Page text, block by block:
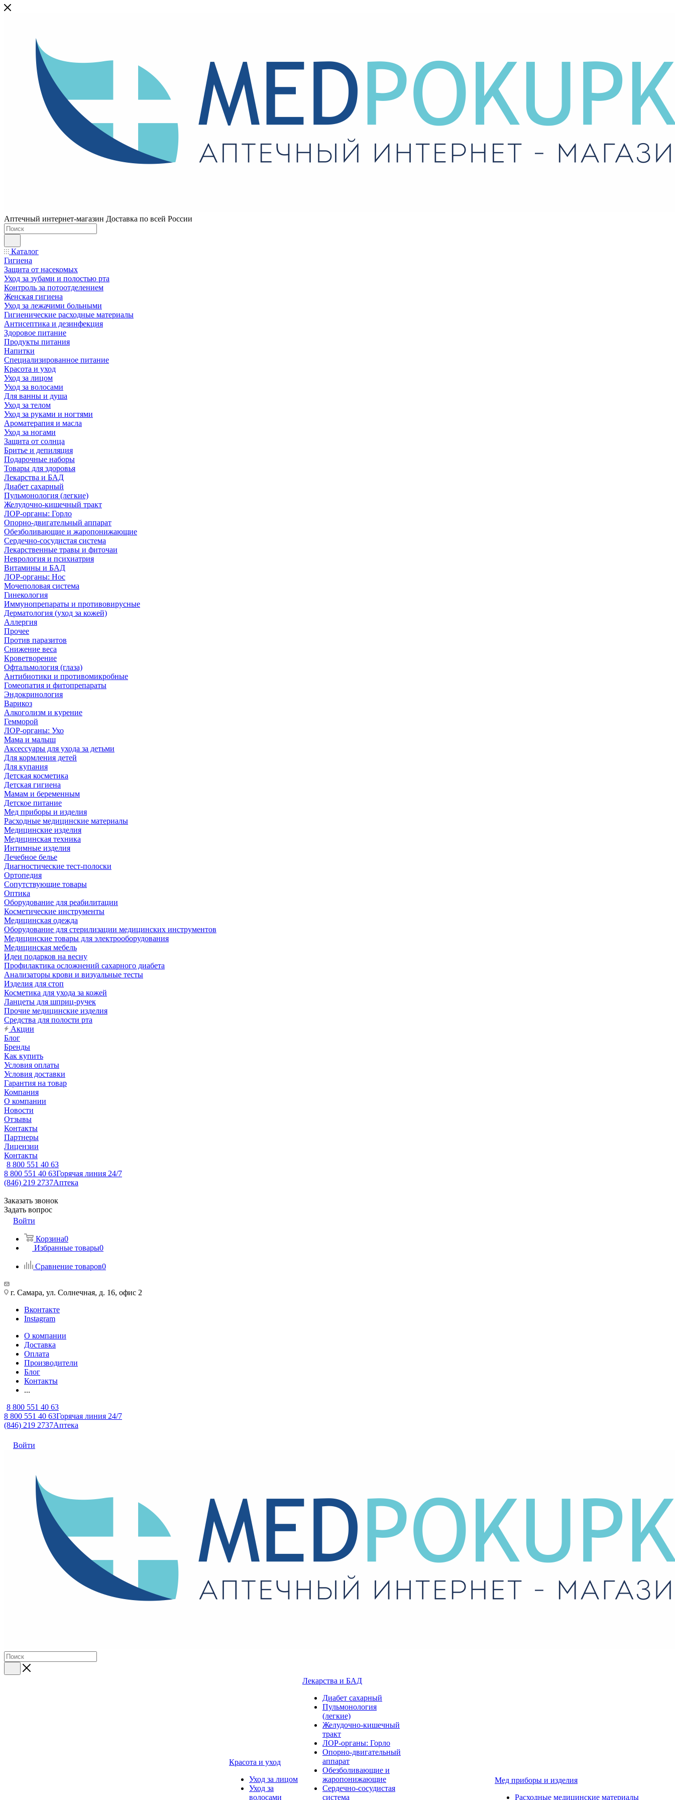
Аптечный интернет-магазин Доставка по всей России
Каталог
Гигиена
Защита от насекомых
Уход за зубами и полостью рта
Контроль за потоотделением
Женская гигиена
Уход за лежачими больными
Гигиенические расходные материалы
Антисептика и дезинфекция
Здоровое питание
Продукты питания
Напитки
Специализированное питание
Красота и уход
Уход за лицом
Уход за волосами
Для ванны и душа
Уход за телом
Уход за руками и ногтями
Ароматерапия и масла
Уход за ногами
Защита от солнца
Бритье и депиляция
Подарочные наборы
Товары для здоровья
Лекарства и БАД
Диабет сахарный
Пульмонология (легкие)
Желудочно-кишечный тракт
ЛОР-органы: Горло
Опорно-двигательный аппарат
Обезболивающие и жаропонижающие
Сердечно-сосудистая система
Лекарственные травы и фиточаи
Неврология и психиатрия
Витамины и БАД
ЛОР-органы: Нос
Мочеполовая система
Гинекология
Иммунопрепараты и противовирусные
Дерматология (уход за кожей)
Аллергия
Прочее
Против паразитов
Снижение веса
Кроветворение
Офтальмология (глаза)
Антибиотики и противомикробные
Гомеопатия и фитопрепараты
Эндокринология
Варикоз
Алкоголизм и курение
Гемморой
ЛОР-органы: Ухо
Мама и малыш
Аксессуары для ухода за детьми
Для кормления детей
Для купания
Детская косметика
Детская гигиена
Мамам и беременным
Детское питание
Мед приборы и изделия
Расходные медицинские материалы
Медицинские изделия
Медицинская техника
Интимные изделия
Лечебное белье
Диагностические тест-полоски
Ортопедия
Сопутствующие товары
Оптика
Оборудование для реабилитации
Косметические инструменты
Медицинская одежда
Оборудование для стерилизации медицинских инструментов
Медицинские товары для электрооборудования
Медицинская мебель
Идеи подарков на весну
Профилактика осложнений сахарного диабета
Анализаторы крови и визуальные тесты
Изделия для стоп
Косметика для ухода за кожей
Ланцеты для шприц-ручек
Прочие медицинские изделия
Средства для полости рта
Акции
Блог
Бренды
Как купить
Условия оплаты
Условия доставки
Гарантия на товар
Компания
О компании
Новости
Отзывы
Контакты
Партнеры
Лицензии
Контакты
8 800 551 40 63
8 800 551 40 63Горячая линия 24/7
(846) 219 2737Аптека
Заказать звонок
Задать вопрос
Войти
Корзина0
Избранные товары0
Сравнение товаров0
г. Самара, ул. Солнечная, д. 16, офис 2
Вконтакте
Instagram
О компании
Доставка
Оплата
Производители
Блог
Контакты
...
8 800 551 40 63
8 800 551 40 63Горячая линия 24/7
(846) 219 2737Аптека
Войти
Красота и уход
Уход за лицом
Уход за
волосами
Лекарства и БАД
Диабет сахарный
Пульмонология
(легкие)
Желудочно-кишечный
тракт
ЛОР-органы: Горло
Опорно-двигательный
аппарат
Обезболивающие и
жаропонижающие
Сердечно-сосудистая
система
Мед приборы и изделия
Расходные медицинские материалы